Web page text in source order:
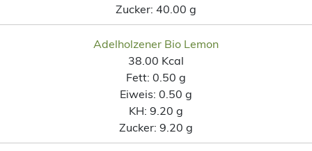
Zucker: 40.00 g
Adelholzener Bio Lemon
38.00 Kcal
Fett: 0.50 g
Eiweis: 0.50 g
KH: 9.20 g
Zucker: 9.20 g